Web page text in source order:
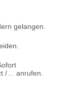
gelangen.
/… anrufen.